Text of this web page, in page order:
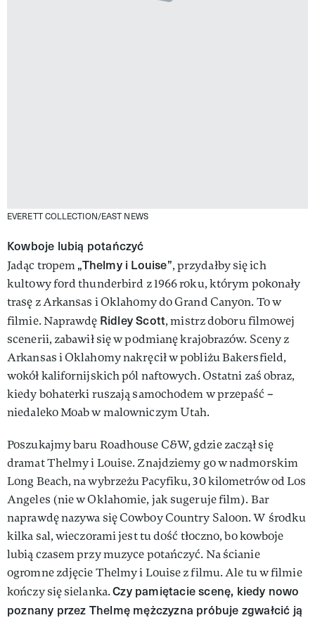
EVERETT COLLECTION/EAST NEWS
Kowboje lubią potańczyć
Jadąc tropem„Thelmy i Louise”, przydałby się ich
kultowy ford thunderbird z 1966 roku, którym pokonały
trasę z Arkansas i Oklahomy do Grand Canyon. To w
filmie. Naprawdę Ridley Scott, mistrz doboru filmowej
scenerii, zabawił się w podmianę krajobrazów. Sceny z
Arkansas i Oklahomy nakręcił w pobliżu Bakersfield,
wokół kalifornijskich pól naftowych. Ostatni zaś obraz,
kiedy bohaterki ruszają samochodem w przepaść –
niedaleko Moab w malowniczym Utah.
Poszukajmy baru Roadhouse C&W, gdzie zaczął się
dramat Thelmy i Louise. Znajdziemy go w nadmorskim
Long Beach, na wybrzeżu Pacyfiku, 30 kilometrów od Los
Angeles (nie w Oklahomie, jak sugeruje film). Bar
naprawdę nazywa się Cowboy Country Saloon. W środku
kilka sal, wieczorami jest tu dość tłoczno, bo kowboje
lubią czasem przy muzyce potańczyć. Na ścianie
ogromne zdjęcie Thelmy i Louise z filmu. Ale tu w filmie
kończy się sielanka.Czy pamiętacie scenę, kiedy nowo
poznany przez Thelmę mężczyzna próbuje zgwałcić ją